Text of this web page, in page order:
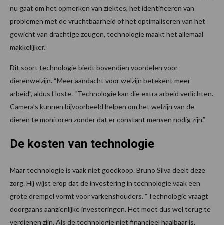
nu gaat om het opmerken van ziektes, het identificeren van
problemen met de vruchtbaarheid of het optimaliseren van het
gewicht van drachtige zeugen, technologie maakt het allemaal
makkelijker.”
Dit soort technologie biedt bovendien voordelen voor
dierenwelzijn. “Meer aandacht voor welzijn betekent meer
arbeid”, aldus Hoste. “Technologie kan die extra arbeid verlichten.
Camera’s kunnen bijvoorbeeld helpen om het welzijn van de
dieren te monitoren zonder dat er constant mensen nodig zijn.”
De kosten van technologie
Maar technologie is vaak niet goedkoop. Bruno Silva deelt deze
zorg. Hij wijst erop dat de investering in technologie vaak een
grote drempel vormt voor varkenshouders. “Technologie vraagt
doorgaans aanzienlijke investeringen. Het moet dus wel terug te
verdienen zijn. Als de technologie niet financieel haalbaar is,